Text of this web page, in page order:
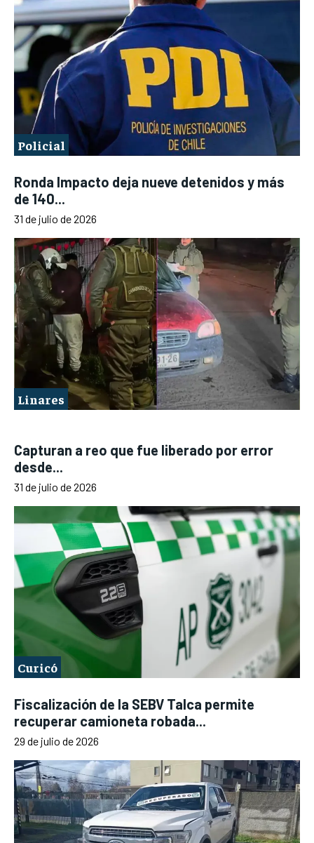
Policial
Ronda Impacto deja nueve detenidos y más
de 140...
31 de julio de 2026
Linares
Capturan a reo que fue liberado por error
desde...
31 de julio de 2026
Curicó
Fiscalización de la SEBV Talca permite
recuperar camioneta robada...
29 de julio de 2026